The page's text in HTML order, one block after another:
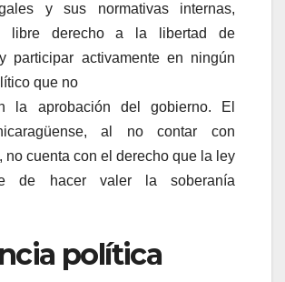
y sus normativas internas,
libre derecho a la libertad de
participar activamente en ningún
que no
la aprobación del gobierno. El
al no contar con
no cuenta con el derecho que la ley
de hacer valer la soberanía
política